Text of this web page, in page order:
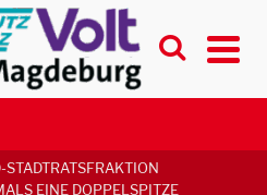
STADTRATSFRAKTION
EINE DOPPELSPITZE